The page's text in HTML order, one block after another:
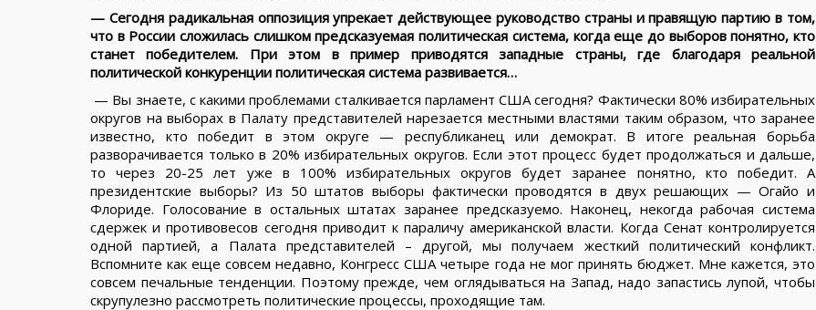
— Сегодня радикальная оппозиция упрекает действующее руководство страны и правящую партию в том,
что в России сложилась слишком предсказуемая политическая система, когда еще до выборов понятно, кто
станет победителем. При этом в пример приводятся западные страны, где благодаря реальной
политической конкуренции политическая система развивается…
— Вы знаете, с какими проблемами сталкивается парламент США сегодня? Фактически 80% избирательных
округов на выборах в Палату представителей нарезается местными властями таким образом, что заранее
известно, кто победит в этом округе — республиканец или демократ. В итоге реальная борьба
разворачивается только в 20% избирательных округов. Если этот процесс будет продолжаться и дальше,
то через 20-25 лет уже в 100% избирательных округов будет заранее понятно, кто победит. А
президентские выборы? Из 50 штатов выборы фактически проводятся в двух решающих — Огайо и
Флориде. Голосование в остальных штатах заранее предсказуемо. Наконец, некогда рабочая система
сдержек и противовесов сегодня приводит к параличу американской власти. Когда Сенат контролируется
одной партией, а Палата представителей – другой, мы получаем жесткий политический конфликт.
Вспомните как еще совсем недавно, Конгресс США четыре года не мог принять бюджет. Мне кажется, это
совсем печальные тенденции. Поэтому прежде, чем оглядываться на Запад, надо запастись лупой, чтобы
скрупулезно рассмотреть политические процессы, проходящие там.